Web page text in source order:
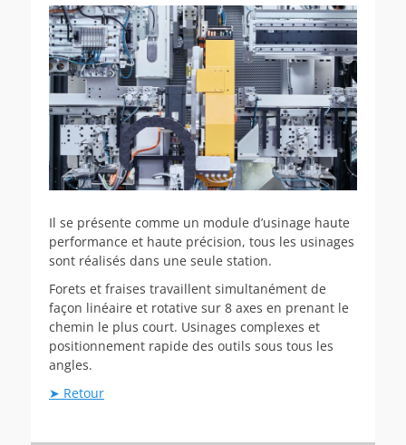
Il se présente comme un module d’usinage haute
performance et haute précision, tous les usinages
sont réalisés dans une seule station.
Forets et fraises travaillent simultanément de
façon linéaire et rotative sur 8 axes en prenant le
chemin le plus court. Usinages complexes et
positionnement rapide des outils sous tous les
angles.
➤ Retour